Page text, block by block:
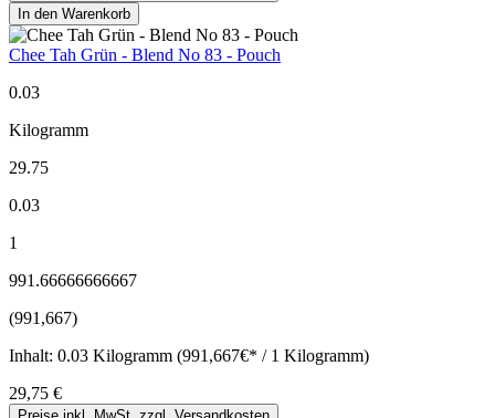
In den Warenkorb
Chee Tah Grün - Blend No 83 - Pouch
0.03
Kilogramm
29.75
0.03
1
991.66666666667
(991,667)
Inhalt: 0.03 Kilogramm (991,667€* / 1 Kilogramm)
29,75 €